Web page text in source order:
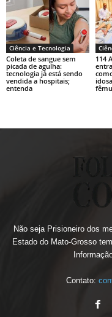
Ciência e Tecnologia
Coleta de sangue sem
picada de agulha:
tecnologia já está sendo
vendida a hospitais;
entenda
114
Não seja Prisioneiro dos
Estado do Mato-Grosso
Contato: